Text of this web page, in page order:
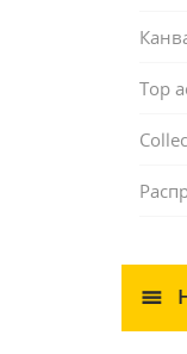
Top